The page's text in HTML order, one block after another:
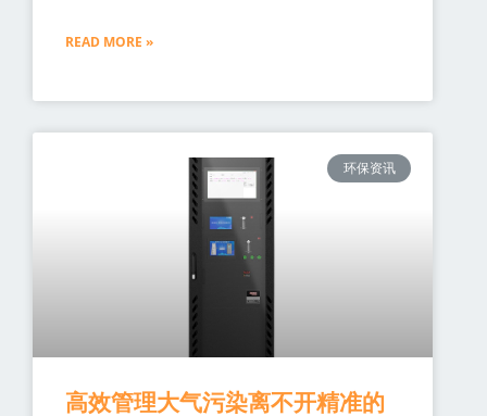
READ MORE »
环保资讯
高效管理大气污染离不开精准的